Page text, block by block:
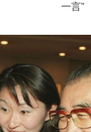
一言”